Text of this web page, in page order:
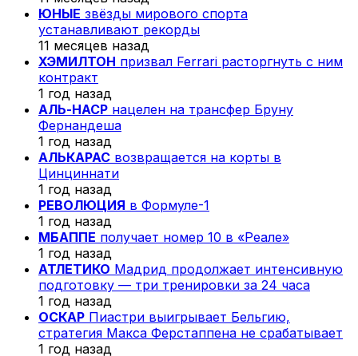
ЮНЫЕ звёзды мирового спорта
устанавливают рекорды
11 месяцев назад
ХЭМИЛТОН призвал Ferrari расторгнуть с ним
контракт
1 год назад
АЛЬ-НАСР нацелен на трансфер Бруну
Фернандеша
1 год назад
АЛЬКАРАС возвращается на корты в
Цинциннати
1 год назад
РЕВОЛЮЦИЯ в Формуле-1
1 год назад
МБАППЕ получает номер 10 в «Реале»
1 год назад
АТЛЕТИКО Мадрид продолжает интенсивную
подготовку — три тренировки за 24 часа
1 год назад
ОСКАР Пиастри выигрывает Бельгию,
стратегия Макса Ферстаппена не срабатывает
1 год назад